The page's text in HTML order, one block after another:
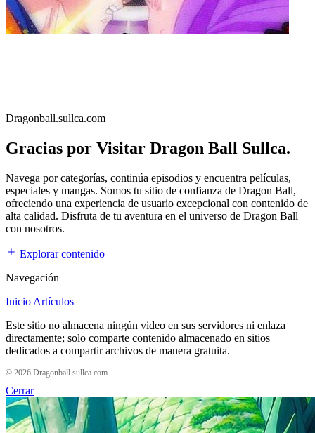
Dragonball.sullca.com
Gracias por Visitar Dragon Ball Sullca.
Navega por categorías, continúa episodios y encuentra películas,
especiales y mangas. Somos tu sitio de confianza de Dragon Ball,
ofreciendo una experiencia de usuario excepcional con contenido de
alta calidad. Disfruta de tu aventura en el universo de Dragon Ball
con nosotros.
Explorar contenido
Navegación
Inicio Artículos
Este sitio no almacena ningún video en sus servidores ni enlaza
directamente; solo comparte contenido almacenado en sitios
dedicados a compartir archivos de manera gratuita.
© 2026 Dragonball.sullca.com
Cerrar